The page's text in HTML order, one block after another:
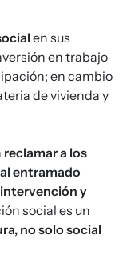
en sus
en trabajo
en cambio
de vivienda y
reclamar a los
entramado
intervención y
social es un
no solo social